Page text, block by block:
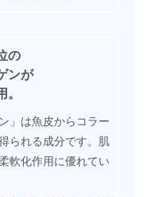
の
ンが
。
」は魚皮からコラー
られる成分です。肌
軟化作用に優れてい